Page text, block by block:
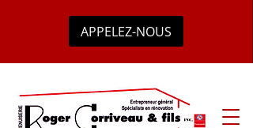
APPELEZ-NOUS